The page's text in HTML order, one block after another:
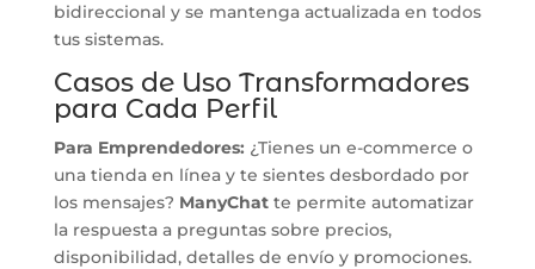
bidireccional y se mantenga actualizada en todos
tus sistemas.
Casos de Uso Transformadores
para Cada Perfil
Para Emprendedores: ¿Tienes un e-commerce o
una tienda en línea y te sientes desbordado por
los mensajes? ManyChatte permite automatizar
la respuesta a preguntas sobre precios,
disponibilidad, detalles de envío y promociones.